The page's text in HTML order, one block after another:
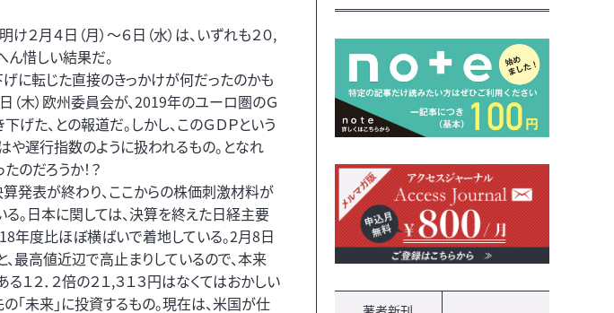
月４日（月）～６日（水）は、いずれも２０,
ん惜しい結果だ。
に転じた直接のきっかけが何だったのかも
（木）欧州委員会が、2019年のユーロ圏のＧ
た、との報道だ。しかし、このＧＤＰという
や遅行指数のように扱われるもの。となれ
のだろうか！？
発表が終わり、ここからの株価刺激材料が
る。日本に関しては、決算を終えた日経主要
年度比ほぼ横ばいで着地している。2月8日
最高値近辺で高止まりしているので、本来
２．２倍の２１,３１３円はなくてはおかしい
「未来」に投資するもの。現在は、米国が仕